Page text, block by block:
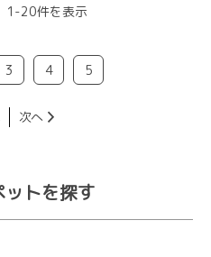
20件を表示
3 4 5
次へ
トを探す